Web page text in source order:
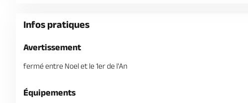
Infos pratiques
Avertissement
fermé entre Noel et le 1er de l'An
Équipements